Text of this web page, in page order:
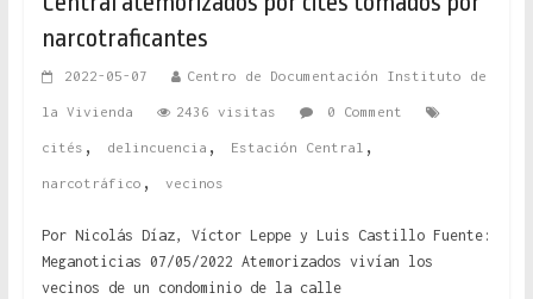
narcotraficantes
2022-05-07 Centro de Documentación Instituto de
la Vivienda 2436 visitas 0 Comment
cités , delincuencia , Estación Central ,
narcotráfico , vecinos
Por Nicolás Díaz, Víctor Leppe y Luis Castillo Fuente:
Meganoticias 07/05/2022 Atemorizados vivían los
vecinos de un condominio de la calle